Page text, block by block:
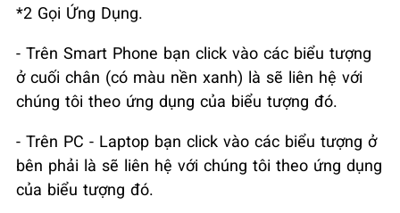
*2 Gọi Ứng Dụng.
- Trên Smart Phone bạn click vào các biểu tượng
ở cuối chân (có màu nền xanh) là sẽ liên hệ với
chúng tôi theo ứng dụng của biểu tượng đó.
- Trên PC - Laptop bạn click vào các biểu tượng ở
bên phải là sẽ liên hệ với chúng tôi theo ứng dụng
của biểu tượng đó.